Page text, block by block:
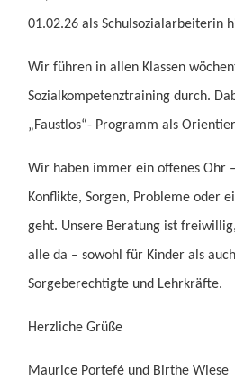
01.02.26 als Schulsozialarbeiterin
Wir führen in allen Klassen
Sozialkompetenztraining durch.
„Faustlos“- Programm als
Wir haben immer ein offenes Ohr
Konflikte, Sorgen, Probleme oder
geht. Unsere Beratung ist
alle da – sowohl für Kinder als
Sorgeberechtigte und Lehrkräfte.
Herzliche Grüße
Maurice Portefé und Birthe Wiese